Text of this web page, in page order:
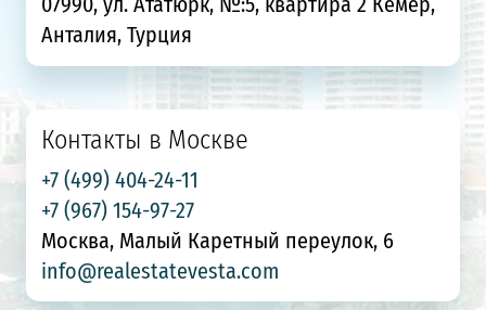
Анталия, Турция
Контакты в Москве
+7 (499) 404-24-11
+7 (967) 154-97-27
Москва, Малый Каретный переулок, 6
info@realestatevesta.com